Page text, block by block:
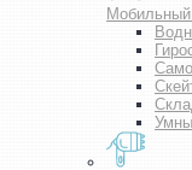
Мобильный